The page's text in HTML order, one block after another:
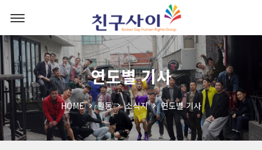
연도별 기사
HOME 활동 소식지 연도별 기사